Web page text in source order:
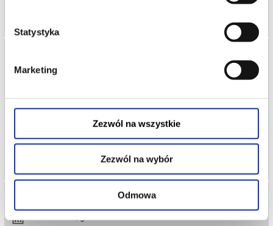
Statystyka
Marketing
Zezwól na wszystkie
Zezwól na wybór
Odmowa
01.09.2026 , g. 19:00
Teatr Polonia w Warszawie
kup bilet